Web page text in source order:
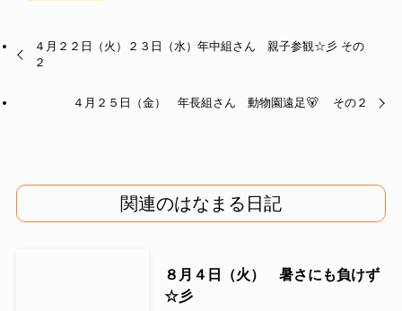
４月２２日（火）２３日（水）年中組さん 親子参観☆彡 その
２
４月２５日（金） 年長組さん 動物園遠足🐻 その２
関連のはなまる日記
８月４日（火） 暑さにも負けず
☆彡